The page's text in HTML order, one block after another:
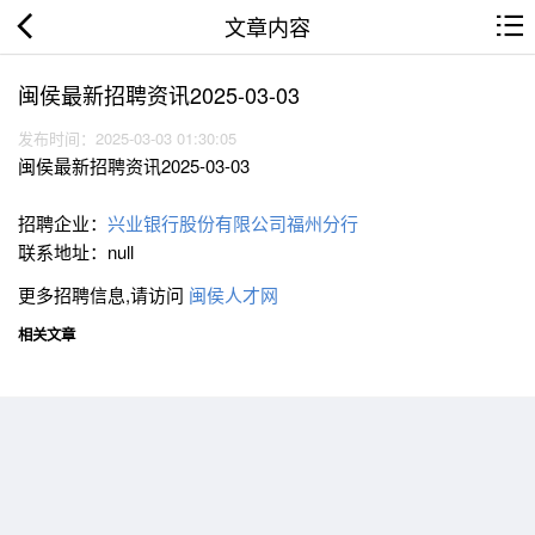
文章内容
闽侯最新招聘资讯2025-03-03
发布时间：2025-03-03 01:30:05
闽侯最新招聘资讯2025-03-03
招聘企业： 兴业银行股份有限公司福州分行
联系地址：null
更多招聘信息,请访问 闽侯人才网
相关文章